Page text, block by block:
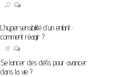
22
L’hypersensibilité d’un enfant :
comment réagir ?
18
Se lancer des défis pour avancer
dans la vie ?